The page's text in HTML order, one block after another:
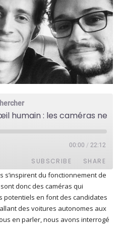
00:00 / 22:12
SUBSCRIBE SHARE
Deezer
PocketCasts
RSS
s’inspirent du fonctionnement de
donc des caméras qui
potentiels en font des candidates
des voitures autonomes aux
en parler, nous avons interrogé